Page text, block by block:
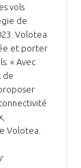
vols
de
Volotea
et porter
« Avec
de
Volotea.